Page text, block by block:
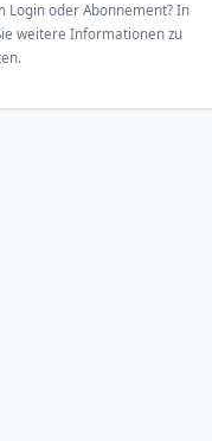
Login oder Abonnement? In
weitere Informationen zu